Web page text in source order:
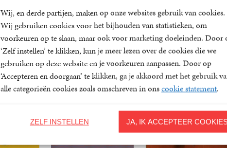
Wij, en derde partijen, maken op onze websites gebruik van cookies.
Wij gebruiken cookies voor het bijhouden van statistieken, om
voorkeuren op te slaan, maar ook voor marketing doeleinden. Door
‘Zelf instellen’ te klikken, kun je meer lezen over de cookies die we
gebruiken op deze website en je voorkeuren aanpassen. Door op
‘Accepteren en doorgaan’ te klikken, ga je akkoord met het gebruik
alle categorieën cookies zoals omschreven in onscookie statement.
JA, IK ACCEPTEER
ZELF INSTELLEN